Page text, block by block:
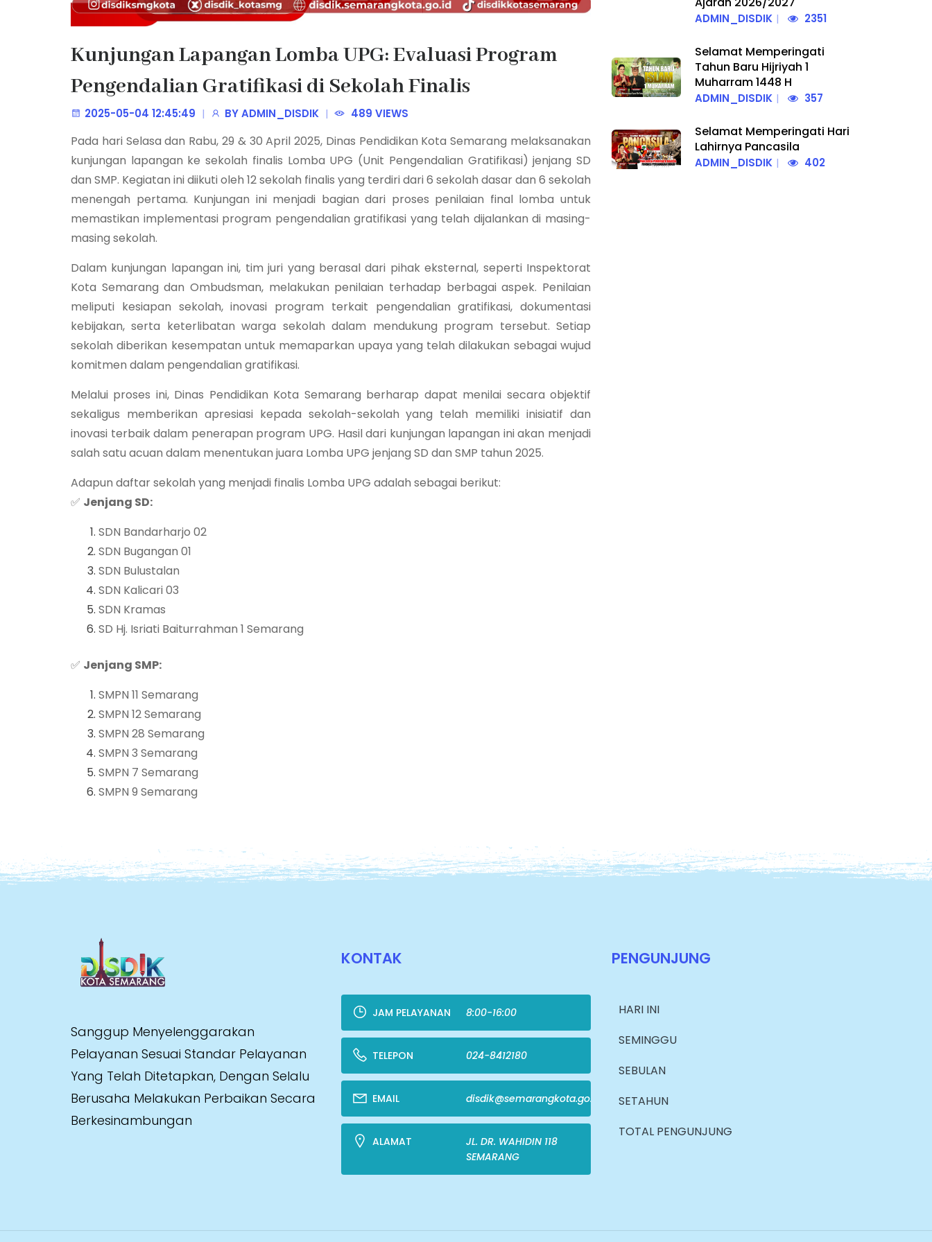
Kunjungan Lapangan Lomba UPG: Evaluasi Program
Pengendalian Gratifikasi di Sekolah Finalis
2025-05-04 12:45:49 BYADMIN_DISDIK 489 VIEWS
Pada hari Selasa dan Rabu, 29 & 30 April 2025, Dinas Pendidikan Kota Semarang melaksanakan
kunjungan lapangan ke sekolah finalis Lomba UPG (Unit Pengendalian Gratifikasi) jenjang SD
dan SMP. Kegiatan ini diikuti oleh 12 sekolah finalis yang terdiri dari 6 sekolah dasar dan 6 sekolah
menengah pertama. Kunjungan ini menjadi bagian dari proses penilaian final lomba untuk
memastikan implementasi program pengendalian gratifikasi yang telah dijalankan di masing-
masing sekolah.
Dalam kunjungan lapangan ini, tim juri yang berasal dari pihak eksternal, seperti Inspektorat
Kota Semarang dan Ombudsman, melakukan penilaian terhadap berbagai aspek. Penilaian
meliputi kesiapan sekolah, inovasi program terkait pengendalian gratifikasi, dokumentasi
kebijakan, serta keterlibatan warga sekolah dalam mendukung program tersebut. Setiap
sekolah diberikan kesempatan untuk memaparkan upaya yang telah dilakukan sebagai wujud
komitmen dalam pengendalian gratifikasi.
Melalui proses ini, Dinas Pendidikan Kota Semarang berharap dapat menilai secara objektif
sekaligus memberikan apresiasi kepada sekolah-sekolah yang telah memiliki inisiatif dan
inovasi terbaik dalam penerapan program UPG. Hasil dari kunjungan lapangan ini akan menjadi
salah satu acuan dalam menentukan juara Lomba UPG jenjang SD dan SMP tahun 2025.
Adapun daftar sekolah yang menjadi finalis Lomba UPG adalah sebagai berikut:
✅ Jenjang SD:
SDN Bandarharjo 02
SDN Bugangan 01
SDN Bulustalan
SDN Kalicari 03
SDN Kramas
SD Hj. Isriati Baiturrahman 1 Semarang
✅ Jenjang SMP:
SMPN 11 Semarang
SMPN 12 Semarang
SMPN 28 Semarang
SMPN 3 Semarang
SMPN 7 Semarang
SMPN 9 Semarang
ADMIN_DISDIK 2351
Selamat Memperingati
Tahun Baru Hijriyah 1
Muharram 1448 H
ADMIN_DISDIK 357
Selamat Memperingati Hari
Lahirnya Pancasila
ADMIN_DISDIK 402
Sanggup Menyelenggarakan
Pelayanan Sesuai Standar Pelayanan
Yang Telah Ditetapkan, Dengan Selalu
Berusaha Melakukan Perbaikan Secara
Berkesinambungan
KONTAK
JAM PELAYANAN 8:00-16:00
TELEPON 024-8412180
EMAIL disdik@semarangkota.go.id
ALAMAT
JL. DR. WAHIDIN 118
SEMARANG
PENGUNJUNG
HARI INI
SEMINGGU
SEBULAN
SETAHUN
TOTAL PENGUNJUNG